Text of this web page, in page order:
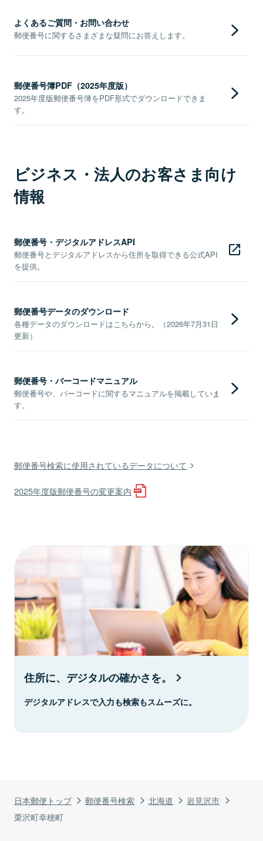
日本郵便トップ 郵便番号検索 北海道
岩見沢市
栗沢町幸穂町
よくあるご質問・お問い合わせ
郵便番号に関するさまざまな疑問にお答えします。
郵便番号簿PDF（2025年度版）
2025年度版郵便番号簿をPDF形式でダウンロードできま
す。
ビジネス・法人のお客さま向け
情報
郵便番号・デジタルアドレスAPI
郵便番号とデジタルアドレスから住所を取得できる公式API
を提供。
郵便番号データのダウンロード
各種データのダウンロードはこちらから。（2026年7月31日
更新）
郵便番号・バーコードマニュアル
郵便番号や、バーコードに関するマニュアルを掲載していま
す。
郵便番号検索に使用されているデータについて
2025年度版郵便番号の変更案内
住所に、デジタルの確かさを。
デジタルアドレスで入力も検索もスムーズに。